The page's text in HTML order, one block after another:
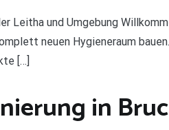
Leitha und Umgebung
neuen Hygieneraum
[…]
in